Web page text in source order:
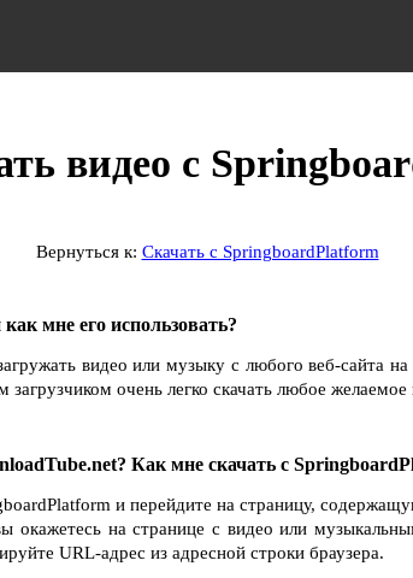
видео с
Вернуться к: Скачать с SpringboardPlatform
мне его использовать?
видео или музыку с любого веб-сайта
очень легко скачать любое
Как мне скачать с
и перейдите на страницу,
окажетесь на странице с видео или
URL-адрес из адресной строки браузера.